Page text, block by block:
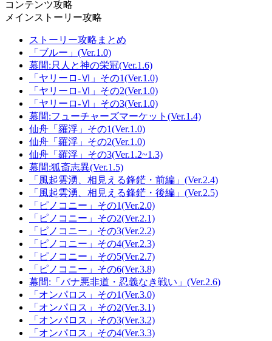
コンテンツ攻略
メインストーリー攻略
ストーリー攻略まとめ
「ブルー」(Ver.1.0)
幕間:只人と神の栄冠(Ver.1.6)
「ヤリーロ-Ⅵ」その1(Ver.1.0)
「ヤリーロ-Ⅵ」その2(Ver.1.0)
「ヤリーロ-Ⅵ」その3(Ver.1.0)
幕間:フューチャーズマーケット(Ver.1.4)
仙舟「羅浮」その1(Ver.1.0)
仙舟「羅浮」その2(Ver.1.0)
仙舟「羅浮」その3(Ver.1.2~1.3)
幕間:狐斎志異(Ver.1.5)
「風起雲湧、相見える鋒鋩・前編」(Ver.2.4)
「風起雲湧、相見える鋒鋩・後編」(Ver.2.5)
「ピノコニー」その1(Ver.2.0)
「ピノコニー」その2(Ver.2.1)
「ピノコニー」その3(Ver.2.2)
「ピノコニー」その4(Ver.2.3)
「ピノコニー」その5(Ver.2.7)
「ピノコニー」その6(Ver.3.8)
幕間:「バナ悪非道・忍義なき戦い」(Ver.2.6)
「オンパロス」その1(Ver.3.0)
「オンパロス」その2(Ver.3.1)
「オンパロス」その3(Ver.3.2)
「オンパロス」その4(Ver.3.3)